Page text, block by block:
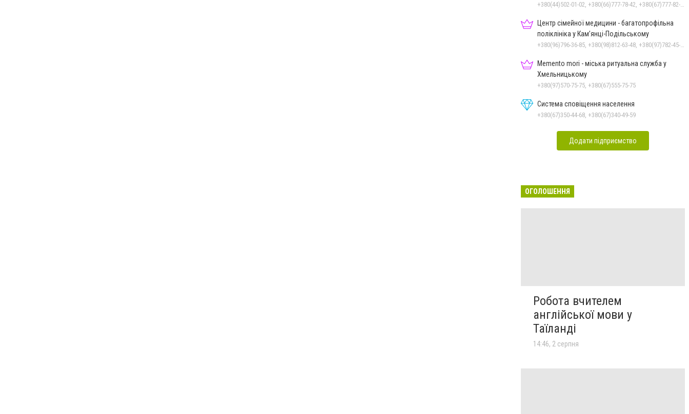
+380(44)502-01-02, +380(66)777-78-42, +380(67)777-82-19, +380(67)890-80-80, +380(73)890-80-80, +380(44)502-01-03
Центр сімейної медицини - багатопрофільна
поліклініка у Кам’янці-Подільському
+380(96)796-36-85, +380(98)812-63-48, +380(97)782-45-70
Memento mori - міська ритуальна служба у
Хмельницькому
+380(97)570-75-75, +380(67)555-75-75
Система сповіщення населення
+380(67)350-44-68, +380(67)340-49-59
Додати підприємство
ОГОЛОШЕННЯ
Робота вчителем
англійської мови у
Таїланді
14:46, 2 серпня